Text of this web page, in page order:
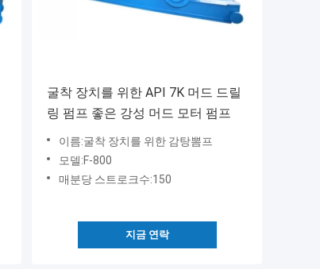
굴착 장치를 위한 API 7K 머드 드릴
링 펌프 좋은 강성 머드 모터 펌프
이름:굴착 장치를 위한 감탕뽐프
모델:F-800
매분당 스트로크수:150
지금 연락